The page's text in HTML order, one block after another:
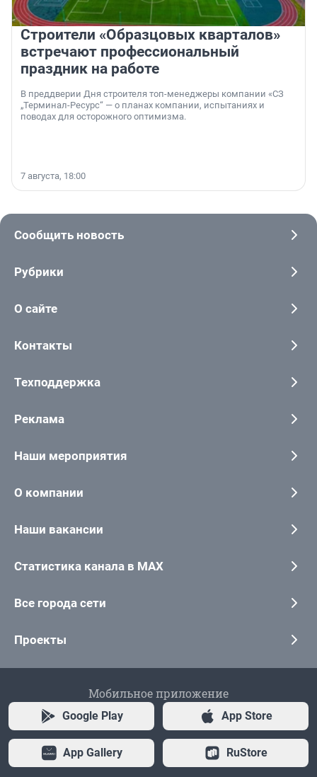
Строители «Образцовых кварталов»
встречают профессиональный
праздник на работе
В преддверии Дня строителя топ-менеджеры компании «СЗ
„Терминал-Ресурс“ — о планах компании, испытаниях и
поводах для осторожного оптимизма.
7 августа, 18:00
Сообщить новость
Рубрики
О сайте
Контакты
Техподдержка
Реклама
Наши мероприятия
О компании
Наши вакансии
Статистика канала в MAX
Все города сети
Проекты
Мобильное приложение
Google Play App Store
App Gallery RuStore